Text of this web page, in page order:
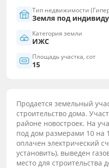
Тип недвижимости
Земля под
Категория земли
ИЖС
Площадь участка, сот
15
Продается земельный
строительство дома.
районе новостроек. На
под дом размерами 10 на
оплачен электрический
установить), выведен
место для строительства